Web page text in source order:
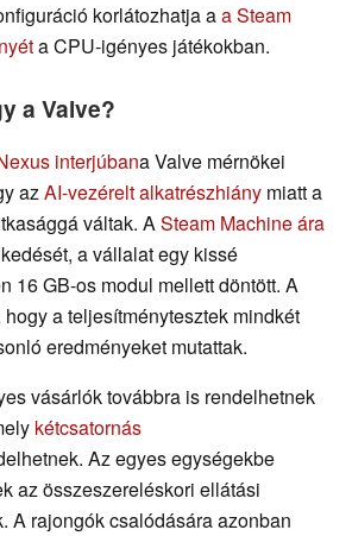
korlátozhatja aa Steam
a CPU-igényes játékokban.
a Valve?
interjúbana Valve mérnökei
azAI-vezérelt alkatrészhiány miatt a
váltak. ASteam Machine ára
a vállalat egy kissé
16 GB-os modul mellett döntött. A
a teljesítménytesztek mindkét
eredményeket mutattak.
vásárlók továbbra is rendelhetnek
kétcsatornás
Az egyes egységekbe
az összeszereléskori ellátási
A rajongók csalódására azonban